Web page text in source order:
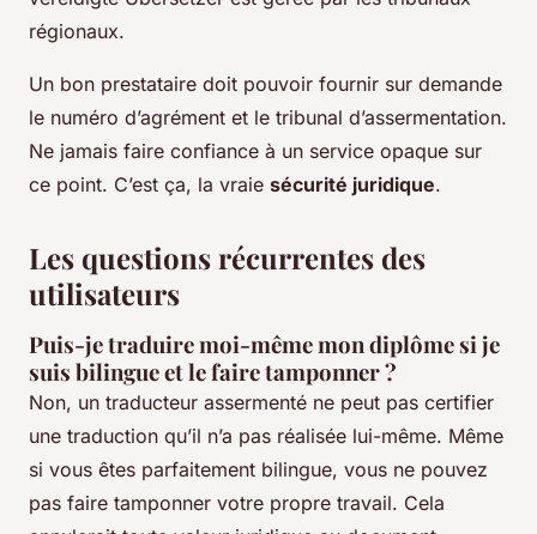
régionaux.
Un bon prestataire doit pouvoir fournir sur demande
le numéro d’agrément et le tribunal d’assermentation.
Ne jamais faire confiance à un service opaque sur
ce point. C’est ça, la vraie sécurité juridique.
Les questions récurrentes des
utilisateurs
Puis-je traduire moi-même mon diplôme si je
suis bilingue et le faire tamponner ?
Non, un traducteur assermenté ne peut pas certifier
une traduction qu’il n’a pas réalisée lui-même. Même
si vous êtes parfaitement bilingue, vous ne pouvez
pas faire tamponner votre propre travail. Cela